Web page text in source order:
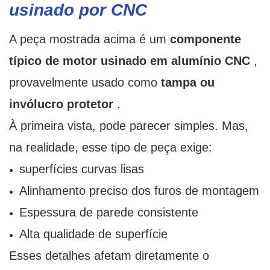
usinado por CNC
A peça mostrada acima é um componente
típico de motor usinado em alumínio CNC ,
provavelmente usado como tampa ou
invólucro protetor .
À primeira vista, pode parecer simples. Mas,
na realidade, esse tipo de peça exige:
superfícies curvas lisas
Alinhamento preciso dos furos de montagem
Espessura de parede consistente
Alta qualidade de superfície
Esses detalhes afetam diretamente o